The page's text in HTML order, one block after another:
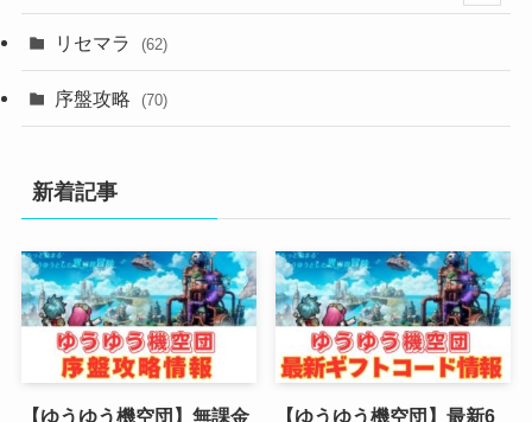
(2)
(2)
リセマラ (62)
序盤攻略 (70)
新着記事
【ゆうゆう機空団】無課金
【ゆうゆう機空団】最新6